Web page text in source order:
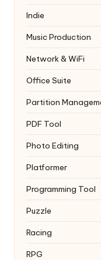
Indie
Music Production
Network & WiFi
Office Suite
Partition
PDF Tool
Photo Editing
Platformer
Programming Tool
Puzzle
Racing
RPG